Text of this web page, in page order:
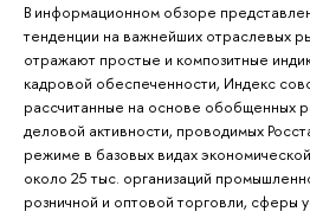
В информационном обзоре
тенденции на важнейших отраслевых
отражают простые и композитные
кадровой обеспеченности, Индекс
рассчитанные на основе обобщенных
деловой активности, проводимых
режиме в базовых видах
около 25 тыс. организаций
розничной и оптовой торговли, сферы